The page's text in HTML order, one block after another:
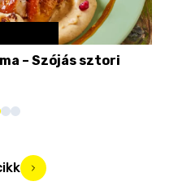
– Szójás sztori